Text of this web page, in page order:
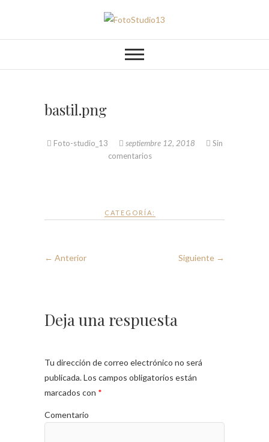
contenido
FotoStudio13
bastil.png
Foto-studio_13 septiembre 12, 2018
Sin
comentarios
CATEGORÍA:
← Anterior Siguiente →
Deja una respuesta
Tu dirección de correo electrónico no será
publicada.Los campos obligatorios están
marcados con *
Comentario